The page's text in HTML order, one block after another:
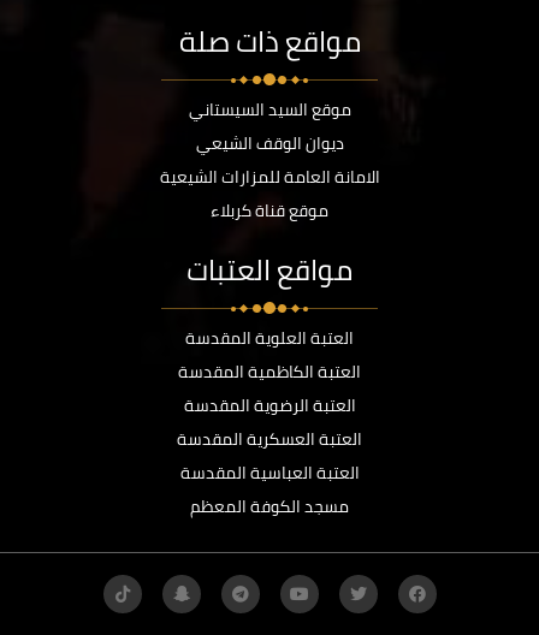
مواقع ذات صلة
موقع السيد السيستاني
ديوان الوقف الشيعي
الامانة العامة للمزارات الشيعية
موقع قناة كربلاء
مواقع العتبات
العتبة العلوية المقدسة
العتبة الكاظمية المقدسة
العتبة الرضوية المقدسة
العتبة العسكرية المقدسة
العتبة العباسية المقدسة
مسجد الكوفة المعظم